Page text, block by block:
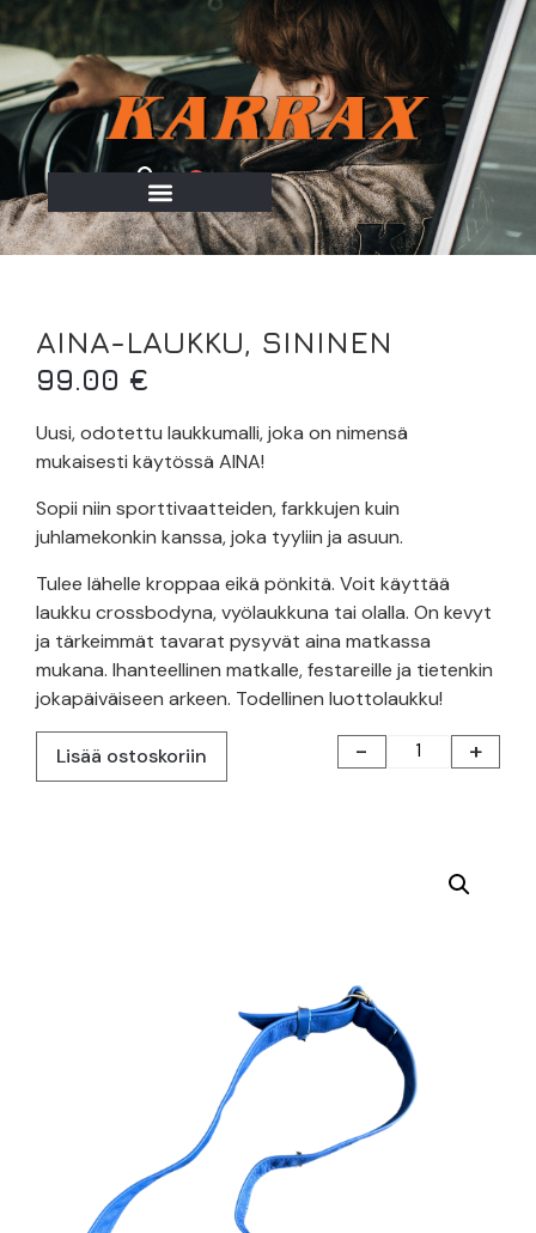
AINA-LAUKKU, SININEN
99.00 €
Uusi, odotettu laukkumalli, joka on nimensä
mukaisesti käytössä AINA!
Sopii niin sporttivaatteiden, farkkujen kuin
juhlamekonkin kanssa, joka tyyliin ja asuun.
Tulee lähelle kroppaa eikä pönkitä. Voit käyttää
laukku crossbodyna, vyölaukkuna tai olalla. On kevyt
ja tärkeimmät tavarat pysyvät aina matkassa
mukana. Ihanteellinen matkalle, festareille ja tietenkin
jokapäiväiseen arkeen. Todellinen luottolaukku!
- +
Lisää ostoskoriin